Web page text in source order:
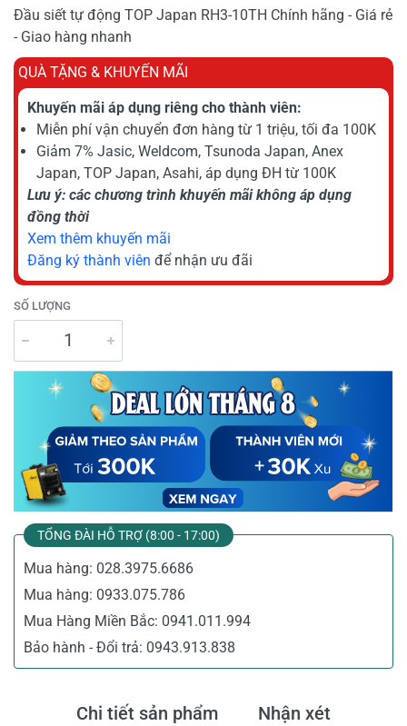
Đầu siết tự động TOP Japan RH3-10TH Chính hãng - Giá rẻ
- Giao hàng nhanh
QUÀ TẶNG & KHUYẾN MÃI
Khuyến mãi áp dụng riêng cho thành viên:
Miễn phí vận chuyển đơn hàng từ 1 triệu, tối đa 100K
Giảm 7% Jasic, Weldcom, Tsunoda Japan, Anex
Japan, TOP Japan, Asahi, áp dụng ĐH từ 100K
Lưu ý: các chương trình khuyến mãi không áp dụng
đồng thời
Xem thêm khuyến mãi
Đăng ký thành viên để nhận ưu đãi
SỐ LƯỢNG
TỔNG ĐÀI HỖ TRỢ (8:00 - 17:00)
Mua hàng: 028.3975.6686
Mua hàng: 0933.075.786
Mua Hàng Miền Bắc: 0941.011.994
Bảo hành - Đổi trả: 0943.913.838
Chi tiết sản phẩm Nhận xét